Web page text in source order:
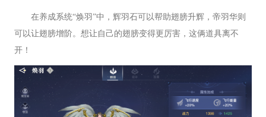
在养成系统“焕羽”中，辉羽石可以帮助翅膀升辉，帝羽华则
可以让翅膀增阶。想让自己的翅膀变得更厉害，这俩道具离不
开！